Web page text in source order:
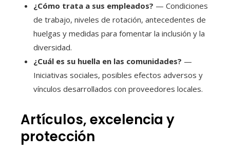
¿Cómo trata a sus empleados? — Condiciones
de trabajo, niveles de rotación, antecedentes de
huelgas y medidas para fomentar la inclusión y la
diversidad.
¿Cuál es su huella en las comunidades? —
Iniciativas sociales, posibles efectos adversos y
vínculos desarrollados con proveedores locales.
Artículos, excelencia y
protección